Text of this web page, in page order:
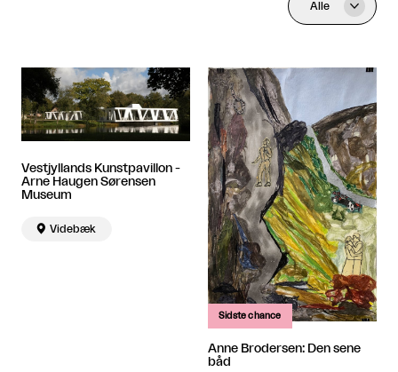
Alle 
Vestjyllands Kunstpavillon -
Arne Haugen Sørensen
Museum
 Videbæk
Sidste chance
Anne Brodersen: Den sene
båd